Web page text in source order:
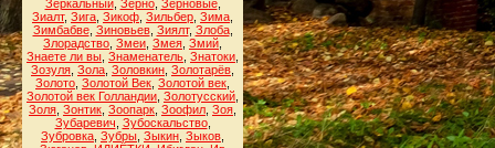
Зеркальный, Зерно, Зерновые,
Зиалт, Зига Зикоф Зильбер Зима
Зимбабве, Зиновьев, Зиялт, Злоба,
Злорадство Змеи Змея Змий
Знаете ли вы Знаменатель Знатоки
Зозуля Зола Золовкин Золотарёв
Золото Золотой Век Золотой век
Золотой век Голландии Золотусский
Золя Зонтик Зоопарк Зоофил Зоя
Зубаревич Зубоскальство,
Зубровка Зубры Зыкин Зыков